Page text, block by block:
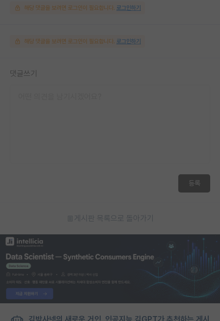
해당 댓글을 보려면 로그인이 필요합니다. 로그인하기
해당 댓글을 보려면 로그인이 필요합니다. 로그인하기
댓글쓰기
등록
게시판 목록으로 돌아가기